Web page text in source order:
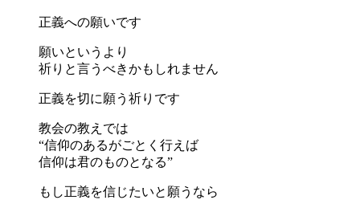
正義への願いです
願いというより
祈りと言うべきかもしれません
正義を切に願う祈りです
教会の教えでは
“信仰のあるがごとく行えば
信仰は君のものとなる”
もし正義を信じたいと願うなら